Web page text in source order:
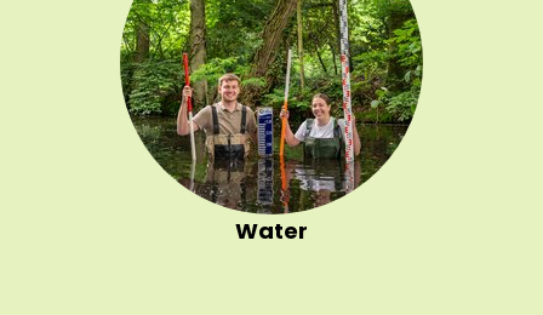
Water